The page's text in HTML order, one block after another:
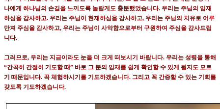
나에게 하나님의 손길을 느끼도록 놀랍게도 충분했었습니다. 우리는 주님의 임재
하심을 감사하고. 우리는 주님이 현재하심을 감사하고, 우리는 주님의 치유로 어루
만져 주심을 감사하고, 우리는 주님이 사악함으로부터 구원하여 주심을 감사드립
니다.
그러므로, 우리는 지금이라도 눈을 더 크게 떠보시기 바랍니다. 우리는 성령을 통해
“간곡히 간절히 기도할 때” 바로 그 분의 임재를 쉽게 확인할 수 있게 될지도 모르
기 때문입니다. 꼭 체험하시기를 기도하겠습니다. 그리고 꼭 간증할 수 있는 기회를
갖도록 기도하겠습니다.